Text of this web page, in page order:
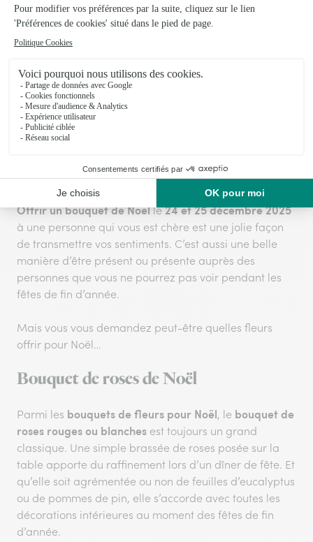
pas agrémenter la décoration avec des fleurs de
Noël ? Pour vous-même ou pour vos proches, un
bouquet de Noël
scintiller tous les événements importants de l’année !
Les fleurs apportent une ambiance de fête
chaleureuse pleine de couleurs et de fraîcheur. Les
roses rouges ou blanches, les
saison qui égayent nos intérieurs pendant l’hiver.
Offrir un bouquet de Noëlle24 et 25 décembre 2025
à une personne qui vous est chère est une jolie façon
de transmettre vos sentiments. C’est aussi une belle
manière d’être présent ou présente auprès des
personnes que vous ne pourrez pas voir pendant les
fêtes de fin d’année.
Mais vous vous demandez peut-être quelles fleurs
offrir pour Noël…
Bouquet de roses de Noël
Parmi les bouquets de fleurs pour Noël, le bouquet de
roses rouges ou blanches est toujours un grand
classique. Une simple brassée de roses posée sur la
table apporte du raffinement lors d’un dîner de fête. Et
qu’elle soit agrémentée ou non de feuilles d’eucalyptus
ou de pommes de pin, elle s’accorde avec toutes les
décorations intérieures au moment des fêtes de fin
d’année.